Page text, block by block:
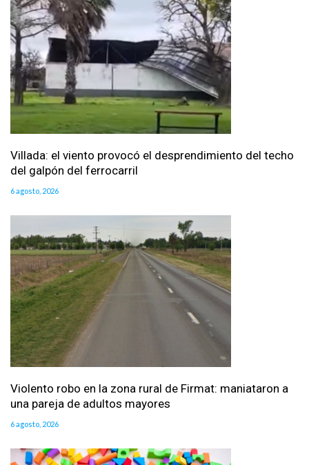
Villada: el viento provocó el desprendimiento del techo
del galpón del ferrocarril
6 agosto, 2026
Violento robo en la zona rural de Firmat: maniataron a
una pareja de adultos mayores
6 agosto, 2026